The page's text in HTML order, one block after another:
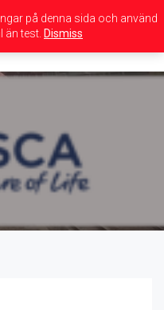
på denna sida och använd
än test. Dismiss